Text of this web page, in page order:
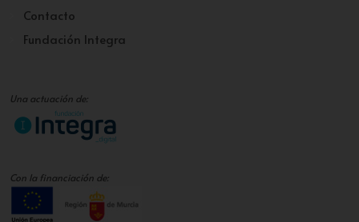
Contacto
Fundación Integra
Una actuación de:
Con la financiación de: